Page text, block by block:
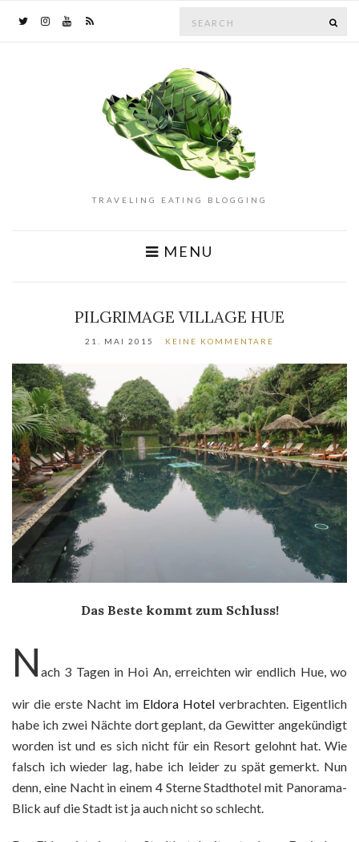
for:
TRAVELING EATING BLOGGING
MENU
PILGRIMAGE VILLAGE HUE
21. MAI 2015 KEINE KOMMENTARE
Das Beste kommt zum Schluss!
N ach 3 Tagen in Hoi An, erreichten wir endlich Hue, wo
wir die erste Nacht im Eldora Hotel verbrachten. Eigentlich
habe ich zwei Nächte dort geplant, da Gewitter angekündigt
worden ist und es sich nicht für ein Resort gelohnt hat. Wie
falsch ich wieder lag, habe ich leider zu spät gemerkt. Nun
denn, eine Nacht in einem 4 Sterne Stadthotel mit Panorama-
Blick auf die Stadt ist ja auch nicht so schlecht.